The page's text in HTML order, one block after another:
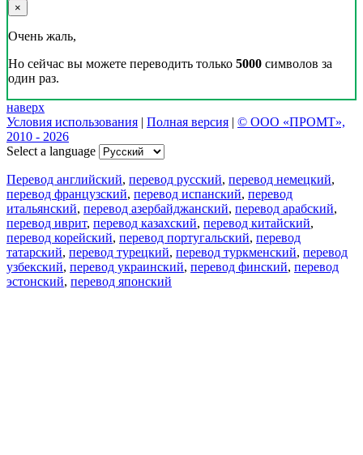
×
Очень жаль,
Но сейчас вы можете переводить только 5000 символов за
один раз.
наверх
Условия использования | Полная версия | © ООО «ПРОМТ»,
2010 - 2026
Select a language
Перевод английский, перевод русский, перевод немецкий,
перевод французский, перевод испанский, перевод
итальянский, перевод азербайджанский, перевод арабский,
перевод иврит, перевод казахский, перевод китайский,
перевод корейский, перевод португальский, перевод
татарский, перевод турецкий, перевод туркменский, перевод
узбекский, перевод украинский, перевод финский, перевод
эстонский, перевод японский